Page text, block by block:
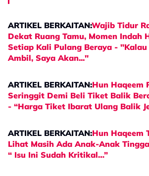
ARTIKEL BERKAITAN:Wajib Tidur
Dekat Ruang Tamu, Momen Indah
Setiap Kali Pulang Beraya -
Ambil, Saya Akan..."
ARTIKEL BERKAITAN:Hun Haqeem
Seringgit Demi Beli Tiket Balik
- “Harga Tiket Ibarat Ulang Balik
ARTIKEL BERKAITAN:Hun Haqeem
Lihat Masih Ada Anak-Anak
“ Isu Ini Sudah Kritikal…”